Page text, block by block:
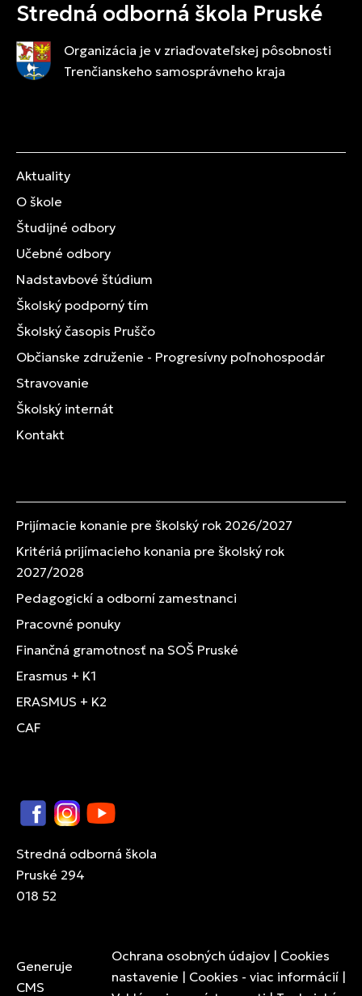
Stredná odborná škola Pruské
Organizácia je v zriaďovateľskej pôsobnosti
Trenčianskeho samosprávneho kraja
Aktuality
O škole
Študijné odbory
Učebné odbory
Nadstavbové štúdium
Školský podporný tím
Školský časopis Pruščo
Občianske združenie - Progresívny poľnohospodár
Stravovanie
Školský internát
Kontakt
Prijímacie konanie pre školský rok 2026/2027
Kritériá prijímacieho konania pre školský rok
2027/2028
Pedagogickí a odborní zamestnanci
Pracovné ponuky
Finančná gramotnosť na SOŠ Pruské
Erasmus + K1
ERASMUS + K2
CAF
FacebookInstagram
YouTube
Stredná odborná škola
Pruské 294
018 52
Generuje
CMS
Ochrana osobných údajov | Cookies
nastavenie | Cookies - viac informácií |